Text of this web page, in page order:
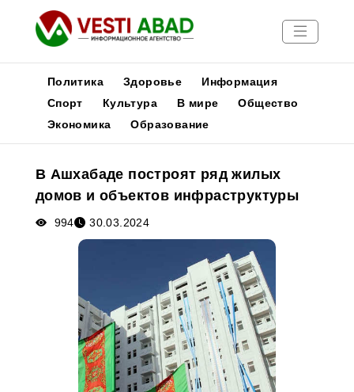
Новости
Медиа
Афиша
Политика Здоровье
Информация
Спорт
Культура В мире
Общество
Экономика
Образование
В Ашхабаде построят ряд жилых
домов и объектов инфраструктуры
994 30.03.2024